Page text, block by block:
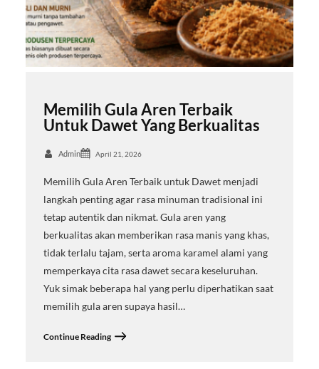
Memilih Gula Aren Terbaik
Untuk Dawet Yang Berkualitas
Admin April 21, 2026
Memilih Gula Aren Terbaik untuk Dawet menjadi
langkah penting agar rasa minuman tradisional ini
tetap autentik dan nikmat. Gula aren yang
berkualitas akan memberikan rasa manis yang khas,
tidak terlalu tajam, serta aroma karamel alami yang
memperkaya cita rasa dawet secara keseluruhan.
Yuk simak beberapa hal yang perlu diperhatikan saat
memilih gula aren supaya hasil…
Continue Reading